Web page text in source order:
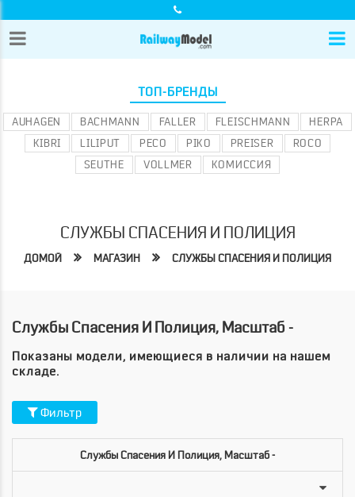
ТОП-БРЕНДЫ
AUHAGEN BACHMANN FALLER FLEISCHMANN
HERPA
KIBRI
LILIPUT PECO PIKO PREISER
ROCO
SEUTHE
VOLLMER КОМИССИЯ
СЛУЖБЫ СПАСЕНИЯ И ПОЛИЦИЯ
ДОМОЙ МАГАЗИН СЛУЖБЫ СПАСЕНИЯ И ПОЛИЦИЯ
Службы Спасения И Полиция, Масштаб -
Показаны модели, имеющиеся в наличии на нашем
складе.
Фильтр
Службы Спасения И Полиция, Масштаб -